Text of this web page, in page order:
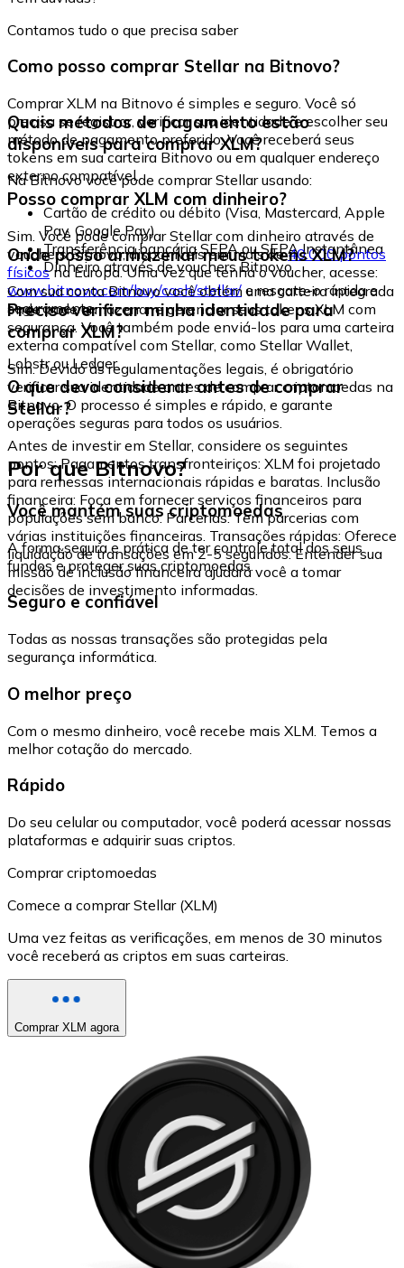
Contamos tudo o que precisa saber
Como posso comprar Stellar na Bitnovo?
Comprar XLM na Bitnovo é simples e seguro. Você só
precisa se registrar, verificar sua identidade e escolher seu
método de pagamento preferido. Você receberá seus
tokens em sua carteira Bitnovo ou em qualquer endereço
externo compatível.
Quais métodos de pagamento estão
disponíveis para comprar XLM?
Na Bitnovo você pode comprar Stellar usando:
Cartão de crédito ou débito (Visa, Mastercard, Apple
Pay, Google Pay)
Transferência bancária SEPA ou SEPA Instantânea
Dinheiro através de vouchers Bitnovo
Posso comprar XLM com dinheiro?
Sim. Você pode comprar Stellar com dinheiro através de
vouchers Bitnovo, disponíveis em mais de40.000 pontos
físicosna Europa. Uma vez que tenha o voucher, acesse:
www.bitnovo.com/buy/cash/stellar/ e resgate-o rápida e
seguramente.
Onde posso armazenar meus tokens XLM?
Com sua conta Bitnovo você obtém uma carteira integrada
onde pode armazenar e gerenciar seus tokens XLM com
segurança. Você também pode enviá-los para uma carteira
externa compatível com Stellar, como Stellar Wallet,
Lobstr ou Ledger.
Preciso verificar minha identidade para
comprar XLM?
Sim. Devido às regulamentações legais, é obrigatório
verificar sua identidade antes de comprar criptomoedas na
Bitnovo. O processo é simples e rápido, e garante
operações seguras para todos os usuários.
O que devo considerar antes de comprar
Stellar?
Antes de investir em Stellar, considere os seguintes
pontos: Pagamentos transfronteiriços: XLM foi projetado
para remessas internacionais rápidas e baratas. Inclusão
financeira: Foca em fornecer serviços financeiros para
populações sem banco. Parcerias: Tem parcerias com
várias instituições financeiras. Transações rápidas: Oferece
liquidação de transações em 2-5 segundos. Entender sua
missão de inclusão financeira ajudará você a tomar
decisões de investimento informadas.
Por que Bitnovo?
Você mantém suas criptomoedas
A forma segura e prática de ter controle total dos seus
fundos e proteger suas criptomoedas.
Seguro e confiável
Todas as nossas transações são protegidas pela
segurança informática.
O melhor preço
Com o mesmo dinheiro, você recebe mais XLM. Temos a
melhor cotação do mercado.
Rápido
Do seu celular ou computador, você poderá acessar nossas
plataformas e adquirir suas criptos.
Comprar criptomoedas
Comece a comprar Stellar (XLM)
Uma vez feitas as verificações, em menos de 30 minutos
você receberá as criptos em suas carteiras.
Comprar XLM agora